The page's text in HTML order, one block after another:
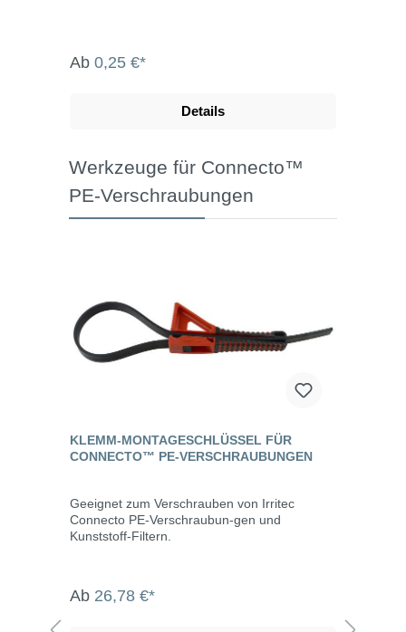
Ab 0,25 €*
Details
Werkzeuge für Connecto™
PE-Verschraubungen
KLEMM-MONTAGESCHLÜSSEL FÜR
CONNECTO™ PE-VERSCHRAUBUNGEN
Geeignet zum Verschrauben von Irritec
Connecto PE-Verschraubun-gen und
Kunststoff-Filtern.
Ab 26,78 €*